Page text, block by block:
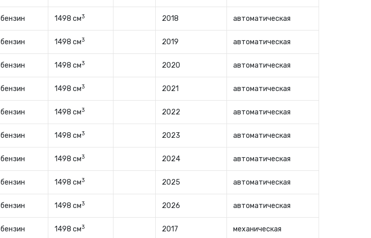
бензин 1498 см3 2018 автоматическая
бензин 1498 см3 2019 автоматическая
бензин 1498 см3 2020 автоматическая
бензин 1498 см3 2021 автоматическая
бензин 1498 см3 2022 автоматическая
бензин 1498 см3 2023 автоматическая
бензин 1498 см3 2024 автоматическая
бензин 1498 см3 2025 автоматическая
бензин 1498 см3 2026 автоматическая
бензин 1498 см3 2017 механическая